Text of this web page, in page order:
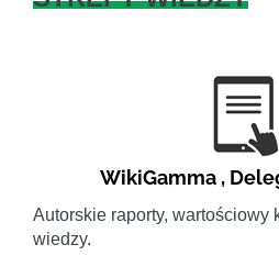
WikiGamma ,
Autorskie raporty, wartościowy
wiedzy.